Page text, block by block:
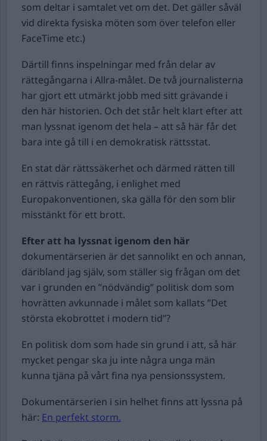
som deltar i samtalet vet om det. Det gäller såväl
vid direkta fysiska möten som över telefon eller
FaceTime etc.)
Därtill finns inspelningar med från delar av
rättegångarna i Allra-målet. De två journalisterna
har gjort ett utmärkt jobb med sitt grävande i
den här historien. Och det står helt klart efter att
man lyssnat igenom det hela – att så här får det
bara inte gå till i en demokratisk rättsstat.
En stat där rättssäkerhet och därmed rätten till
en rättvis rättegång, i enlighet med
Europakonventionen, ska gälla för den som blir
misstänkt för ett brott.
Efter att ha lyssnat igenom den här
dokumentärserien är det sannolikt en och annan,
däribland jag själv, som ställer sig frågan om det
var i grunden en ”nödvändig” politisk dom som
hovrätten avkunnade i målet som kallats ”Det
största ekobrottet i modern tid”?
En politisk dom som hade sin grund i att, så här
mycket pengar ska ju inte några unga män
kunna tjäna på vårt fina nya pensionssystem.
Dokumentärserien i sin helhet finns att lyssna på
här: En perfekt storm.